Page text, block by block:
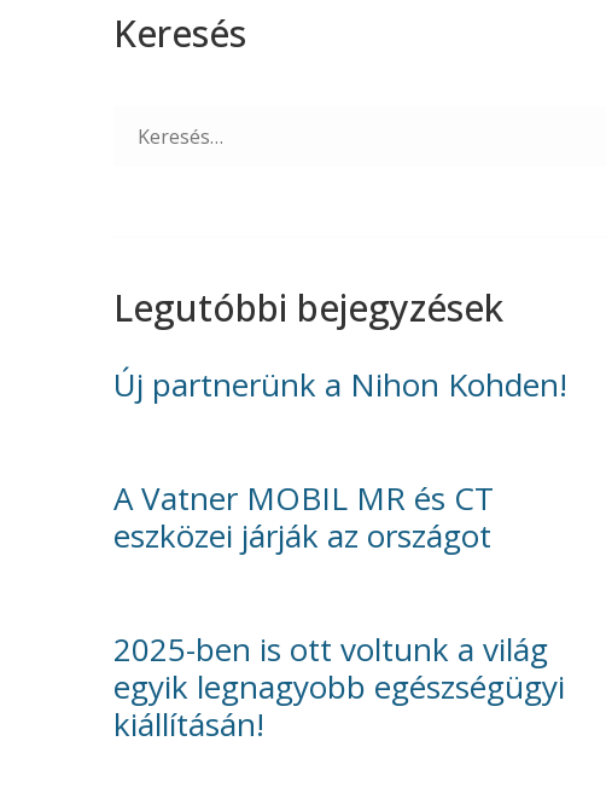
Keresés
Search
Legutóbbi bejegyzések
Új partnerünk a Nihon Kohden!
A Vatner MOBIL MR és CT
eszközei járják az országot
2025-ben is ott voltunk a világ
egyik legnagyobb egészségügyi
kiállításán!